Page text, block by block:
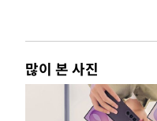
많이 본 사진